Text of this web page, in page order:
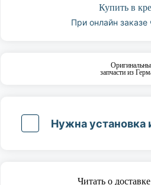
Купить в
При онлайн заказе
запчасти из
Нужна установка
Читать о